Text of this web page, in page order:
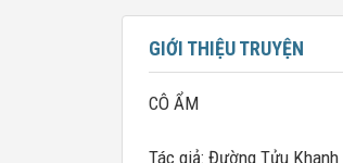
GIỚI THIỆU TRUYỆN
CÔ ẨM
Tác giả: Đường Tửu Khanh